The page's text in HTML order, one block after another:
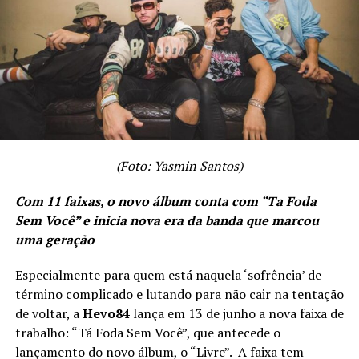
TÓPICOS RELACIONADOS
A SEGUIR
Israel Noves lançou sua grande aposta para 2024, o
single “Quem Disse” com a participação de Tierry
Bruno Martini conta detalhes de como foi trabalhar com
(Foto: Yasmin Santos)
Com 11 faixas, o novo álbum conta com “Ta Foda
Sem Você” e inicia nova era da banda que marcou
uma geração
Especialmente para quem está naquela ‘sofrência’ de
término complicado e lutando para não cair na tentação
de voltar, aHevo84lança em 13 de junho a nova faixa de
trabalho: “Tá Foda Sem Você”, que antecede o
lançamento do novo álbum, o “Livre”. A faixa tem